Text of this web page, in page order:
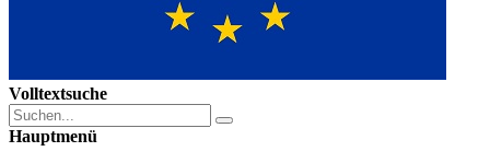
Volltextsuche
Hauptmenü